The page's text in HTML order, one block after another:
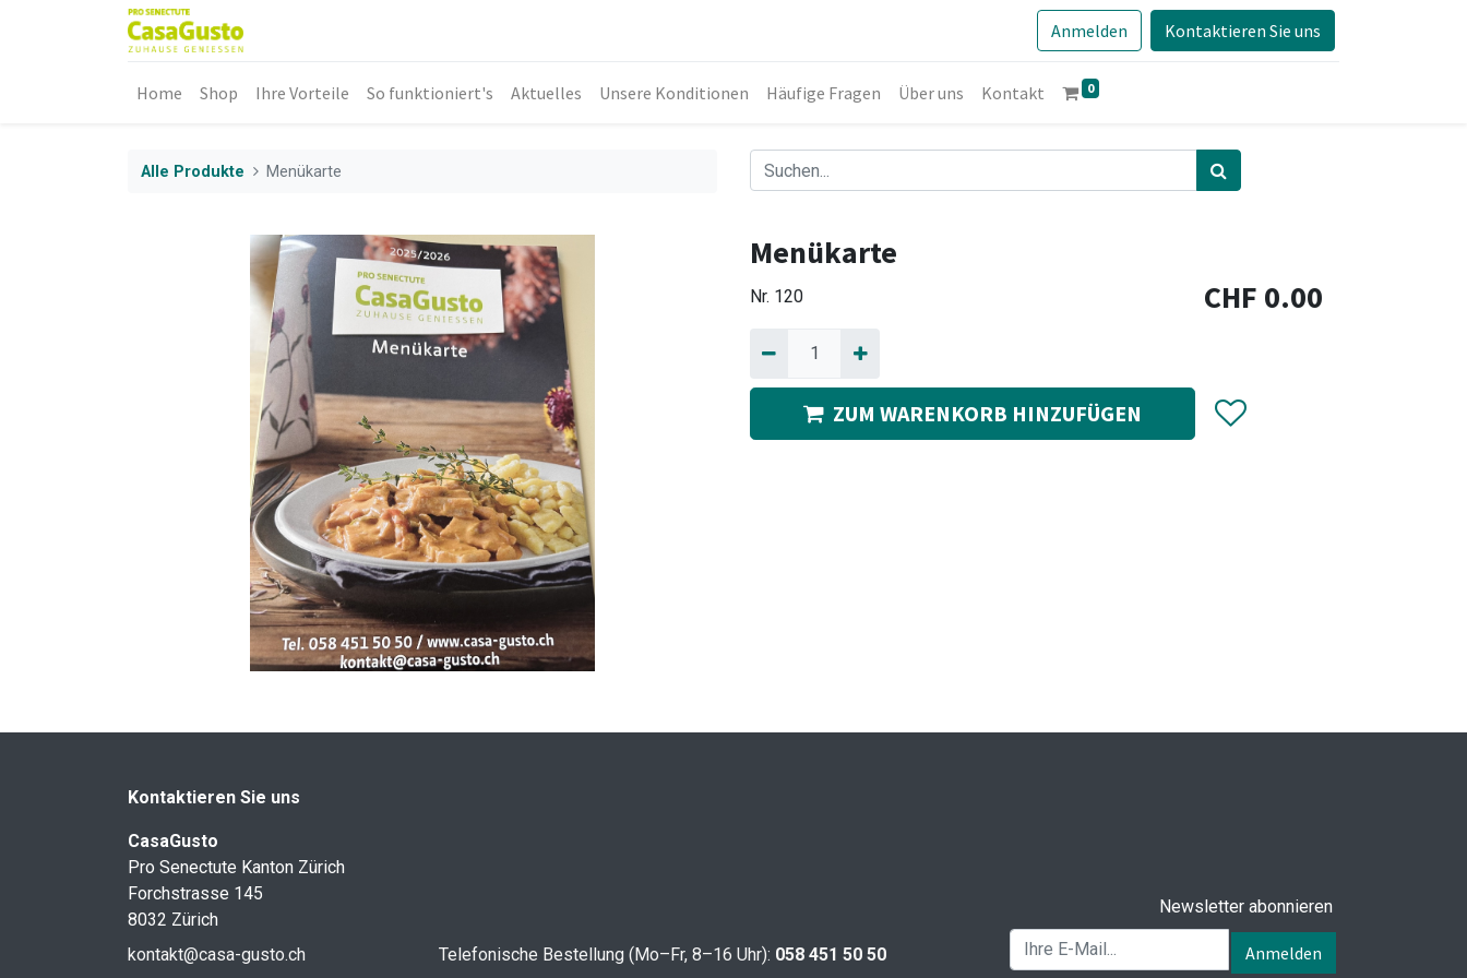
Anmelden Kontaktieren Sie uns
Home Shop Ihre Vorteile So funktioniert's Aktuelles Unsere Konditionen Häufige Fragen Über uns Kontakt 0
Alle Produkte Menükarte
Menükarte
Nr. 120 CHF 0.00
ZUM WARENKORB HINZUFÜGEN
Kontaktieren Sie uns
CasaGusto
Pro Senectute Kanton Zürich
Forchstrasse 145
8032 Zürich
kontakt@casa-gusto.ch
Telefonische Bestellung (Mo–Fr, 8–16 Uhr): 058 451 50 50
Newsletter abonnieren
Anmelden